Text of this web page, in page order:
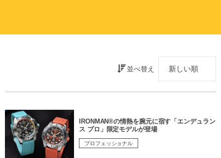
並べ替え
IRONMAN®の情熱を腕元に宿す「エンデュラン
ス プロ」限定モデルが登場
プロフェッショナル